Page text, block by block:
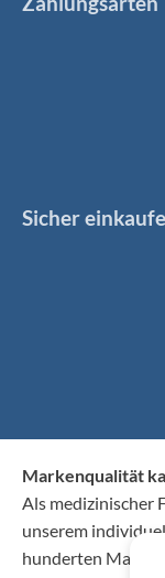
Sicher
Markenqualität
Als medizinischer
unserem
hunderten